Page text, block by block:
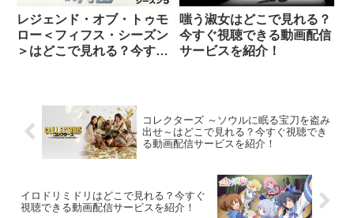
レジェンド・オブ・トゥモ
ロー＜フィフス・シーズン
＞はどこで見れる？今すぐ
嗤う淑女はどこで見れる？
今すぐ視聴できる動画配信
サービスを紹介！
コレクターズ ～ソウルに眠る宝刀を盗み
出せ～はどこで見れる？今すぐ視聴でき
る動画配信サービスを紹介！
イロドリミドリはどこで見れる？今すぐ
視聴できる動画配信サービスを紹介！